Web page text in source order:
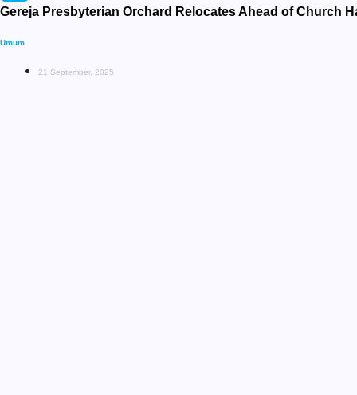
Gereja Presbyterian Orchard Relocates Ahead of Church
Umum
21 September, 2025